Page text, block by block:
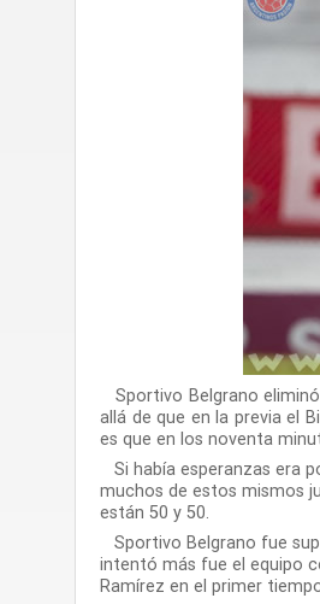
Sportivo Belgrano
allá de que en la previa el
es que en los noventa
Si había esperanzas era
muchos de estos mismos
están 50 y 50.
Sportivo Belgrano fue
intentó más fue el equipo
Ramírez en el primer